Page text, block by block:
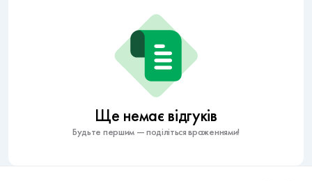
Ще немає відгуків
Будьте першим — поділіться враженнями!